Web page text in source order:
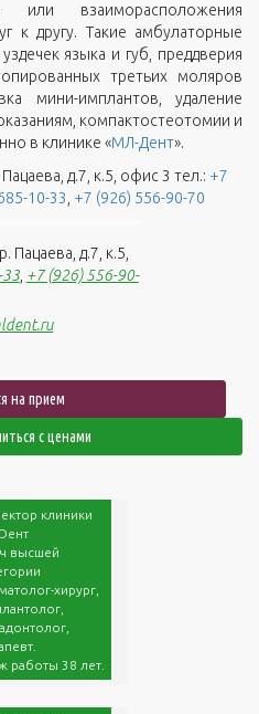
или взаиморасположения
к другу. Такие амбулаторные
языка и губ, преддверия
третьих моляров
мини-имплантов, удаление
компактостеотомии и
в клинике «МЛ-Дент».
д.7, к.5, офис 3 тел.: +7
10-33 +7 (926) 556-90-70
Пацаева, д.7, к.5,
33, +7 (926) 556-90-
на прием
с ценами
клиники
высшей
хирург,
работы 38 лет.